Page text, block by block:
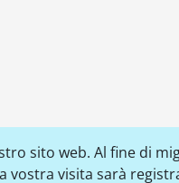
sito web. Al fine di
vostra visita sarà